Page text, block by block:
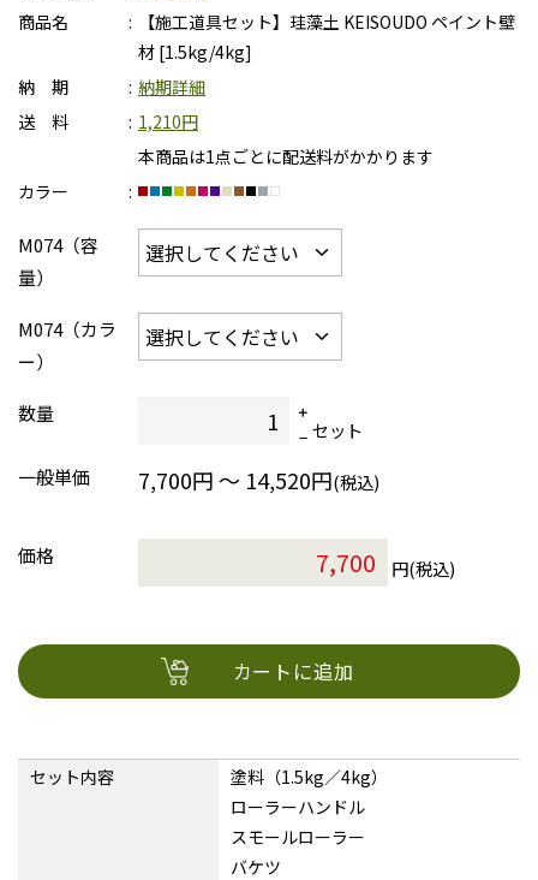
商品名
【施工道具セット】珪藻土 KEISOUDO ペイント壁
材 [1.5kg/4kg]
納 期
納期詳細
送 料
1,210円
本商品は1点ごとに配送料がかかります
カラー
M074（容
量）
M074（カラ
ー）
数量
セット
一般単価
7,700円 ～ 14,520円(税込)
価格
円(税込)
カートに追加
セット内容
塗料（1.5kg／4kg）
ローラーハンドル
スモールローラー
バケツ